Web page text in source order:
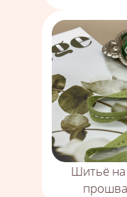
Шитьё на